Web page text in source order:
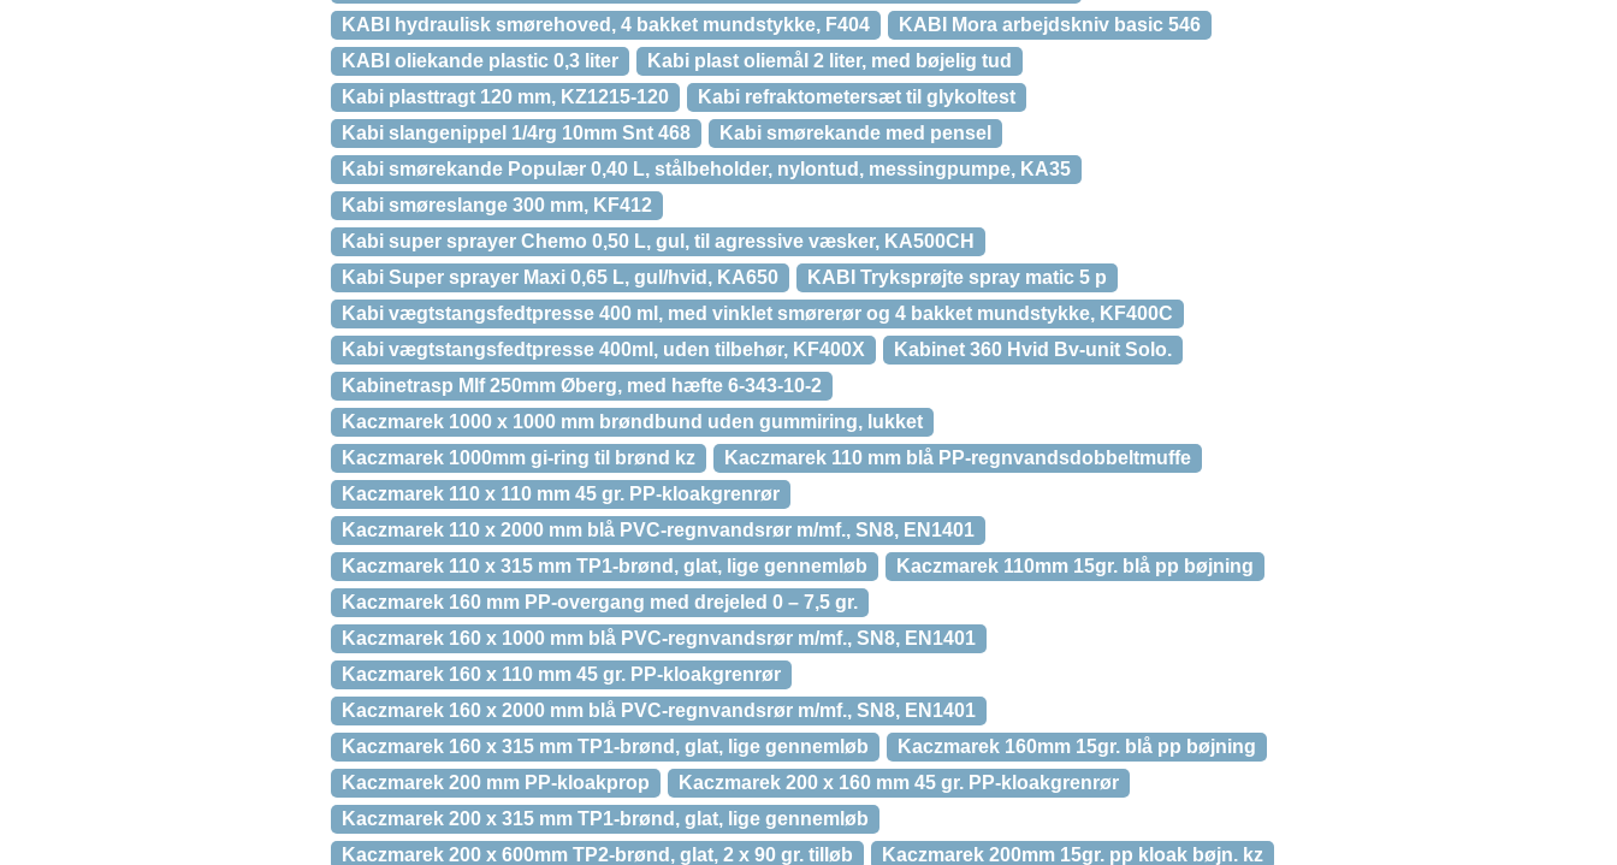
KABI hydraulisk smørehoved, 4 bakket mundstykke, F404
KABI Mora arbejdskniv basic 546
KABI oliekande plastic 0,3 liter
Kabi plast oliemål 2 liter, med bøjelig tud
Kabi plasttragt 120 mm, KZ1215-120
Kabi refraktometersæt til glykoltest
Kabi slangenippel 1/4rg 10mm Snt 468
Kabi smørekande med pensel
Kabi smørekande Populær 0,40 L, stålbeholder, nylontud, messingpumpe, KA35
Kabi smøreslange 300 mm, KF412
Kabi super sprayer Chemo 0,50 L, gul, til agressive væsker, KA500CH
Kabi Super sprayer Maxi 0,65 L, gul/hvid, KA650
KABI Tryksprøjte spray matic 5 p
Kabi vægtstangsfedtpresse 400 ml, med vinklet smørerør og 4 bakket mundstykke, KF400C
Kabi vægtstangsfedtpresse 400ml, uden tilbehør, KF400X
Kabinet 360 Hvid Bv-unit Solo.
Kabinetrasp Mlf 250mm Øberg, med hæfte 6-343-10-2
Kaczmarek 1000 x 1000 mm brøndbund uden gummiring, lukket
Kaczmarek 1000mm gi-ring til brønd kz
Kaczmarek 110 mm blå PP-regnvandsdobbeltmuffe
Kaczmarek 110 x 110 mm 45 gr. PP-kloakgrenrør
Kaczmarek 110 x 2000 mm blå PVC-regnvandsrør m/mf., SN8, EN1401
Kaczmarek 110 x 315 mm TP1-brønd, glat, lige gennemløb
Kaczmarek 110mm 15gr. blå pp bøjning
Kaczmarek 160 mm PP-overgang med drejeled 0 – 7,5 gr.
Kaczmarek 160 x 1000 mm blå PVC-regnvandsrør m/mf., SN8, EN1401
Kaczmarek 160 x 110 mm 45 gr. PP-kloakgrenrør
Kaczmarek 160 x 2000 mm blå PVC-regnvandsrør m/mf., SN8, EN1401
Kaczmarek 160 x 315 mm TP1-brønd, glat, lige gennemløb
Kaczmarek 160mm 15gr. blå pp bøjning
Kaczmarek 200 mm PP-kloakprop
Kaczmarek 200 x 160 mm 45 gr. PP-kloakgrenrør
Kaczmarek 200 x 315 mm TP1-brønd, glat, lige gennemløb
Kaczmarek 200 x 600mm TP2-brønd, glat, 2 x 90 gr. tilløb
Kaczmarek 200mm 15gr. pp kloak bøjn. kz